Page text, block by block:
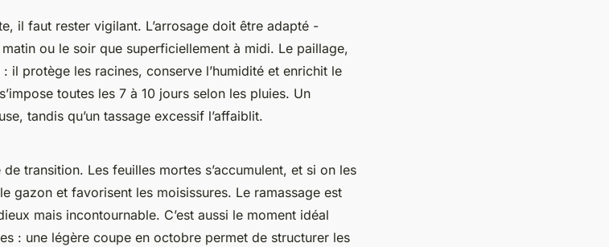
il faut rester vigilant. L’arrosage doit être adapté -
ou le soir que superficiellement à midi. Le paillage,
il protège les racines, conserve l’humidité et enrichit le
toutes les 7 à 10 jours selon les pluies. Un
tandis qu’un tassage excessif l’affaiblit.
transition. Les feuilles mortes s’accumulent, et si on les
gazon et favorisent les moisissures. Le ramassage est
mais incontournable. C’est aussi le moment idéal
: une légère coupe en octobre permet de structurer les